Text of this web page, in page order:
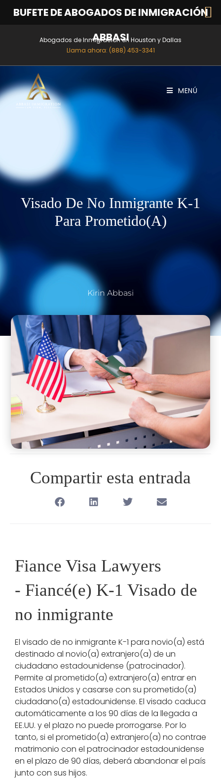
Abogados de Inmigración en Houston y Dallas
Llama ahora: (888) 453-3341
MENÚ
Visado De No Inmigrante K-1
Para Prometido(a)
Kirin Abbasi
Compartir esta entrada
Fiance Visa Lawyers
- Fiancé(e) K-1 Visado de
no inmigrante
El visado de no inmigrante K-1 para novio(a) está
destinado al novio(a) extranjero(a) de un
ciudadano estadounidense (patrocinador).
Permite al prometido(a) extranjero(a) entrar en
Estados Unidos y casarse con su prometido(a)
ciudadano(a) estadounidense. El visado caduca
automáticamente a los 90 días de la llegada a
EE.UU. y el plazo no puede prorrogarse. Por lo
tanto, si el prometido(a) extranjero(a) no contrae
matrimonio con el patrocinador estadounidense
en el plazo de 90 días, deberá abandonar el país
junto con sus hijos.
BUFETE DE ABOGADOS DE INMIGRACIÓN
ABBASI